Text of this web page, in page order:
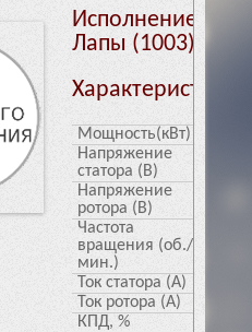
Исполнение:
Лапы (1003)
Характеристики
Мощность(кВт)
Напряжение
статора (В)
Напряжение
ротора (В)
Частота
вращения (об./
мин.)
Ток статора (А)
Ток ротора (А)
КПД, %